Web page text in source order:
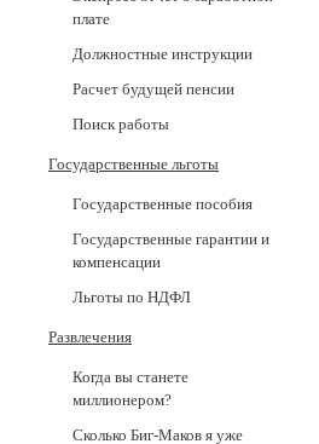
плате
Должностные инструкции
Расчет будущей пенсии
Поиск работы
Государственные льготы
Государственные пособия
Государственные гарантии и
компенсации
Льготы по НДФЛ
Развлечения
Когда вы станете
миллионером?
Сколько Биг-Маков я уже